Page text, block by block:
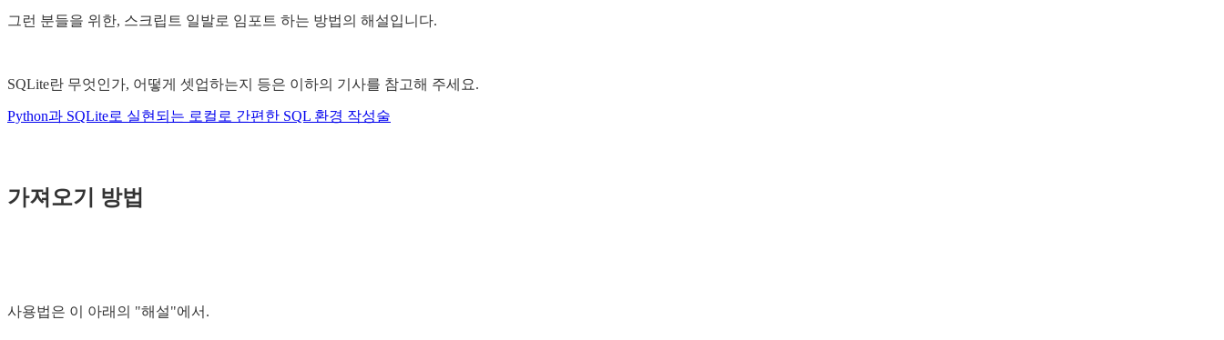
그런 분들을 위한, 스크립트 일발로 임포트 하는 방법의 해설입니다.
SQLite란 무엇인가, 어떻게 셋업하는지 등은 이하의 기사를 참고해 주세요.
Python과 SQLite로 실현되는 로컬로 간편한 SQL 환경 작성술
가져오기 방법
사용법은 이 아래의 "해설"에서.